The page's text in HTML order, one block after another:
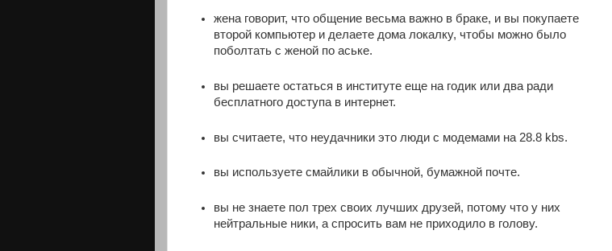
жена говорит, что общение весьма важно в браке, и вы покупаете
второй компьютер и делаете дома локалку, чтобы можно было
поболтать с женой по аське.
вы решаете остаться в институте еще на годик или два ради
бесплатного доступа в интернет.
вы считаете, что неудачники это люди с модемами на 28.8 kbs.
вы используете смайлики в обычной, бумажной почте.
вы не знаете пол трех своих лучших друзей, потому что у них
нейтральные ники, а спросить вам не приходило в голову.